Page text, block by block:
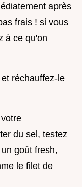
après
frais ! si vous
à ce qu'on
réchauffez-le
du sel, testez
goût fresh,
le filet de